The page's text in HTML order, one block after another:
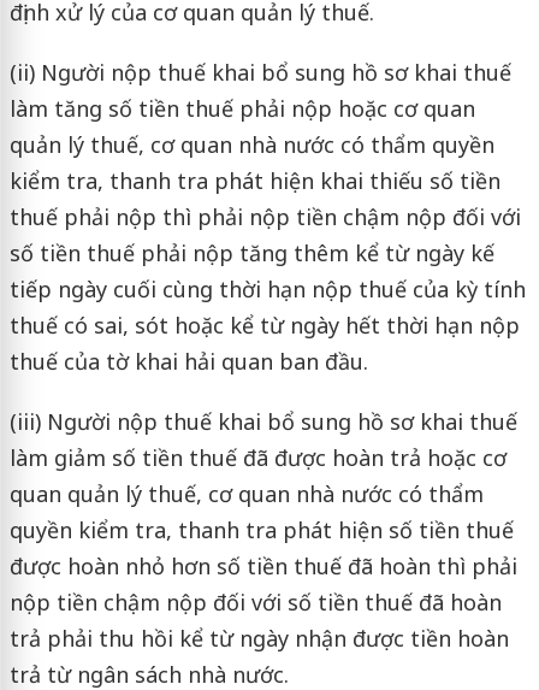
định xử lý của cơ quan quản lý thuế.
(ii) Người nộp thuế khai bổ sung hồ sơ khai thuế
làm tăng số tiền thuế phải nộp hoặc cơ quan
quản lý thuế, cơ quan nhà nước có thẩm quyền
kiểm tra, thanh tra phát hiện khai thiếu số tiền
thuế phải nộp thì phải nộp tiền chậm nộp đối với
số tiền thuế phải nộp tăng thêm kể từ ngày kế
tiếp ngày cuối cùng thời hạn nộp thuế của kỳ tính
thuế có sai, sót hoặc kể từ ngày hết thời hạn nộp
thuế của tờ khai hải quan ban đầu.
(iii) Người nộp thuế khai bổ sung hồ sơ khai thuế
làm giảm số tiền thuế đã được hoàn trả hoặc cơ
quan quản lý thuế, cơ quan nhà nước có thẩm
quyền kiểm tra, thanh tra phát hiện số tiền thuế
được hoàn nhỏ hơn số tiền thuế đã hoàn thì phải
nộp tiền chậm nộp đối với số tiền thuế đã hoàn
trả phải thu hồi kể từ ngày nhận được tiền hoàn
trả từ ngân sách nhà nước.